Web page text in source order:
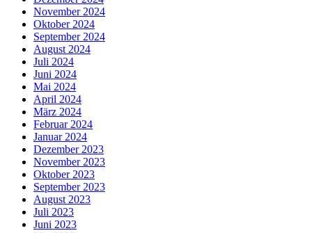
November 2024
Oktober 2024
September 2024
August 2024
Juli 2024
Juni 2024
Mai 2024
April 2024
März 2024
Februar 2024
Januar 2024
Dezember 2023
November 2023
Oktober 2023
September 2023
August 2023
Juli 2023
Juni 2023